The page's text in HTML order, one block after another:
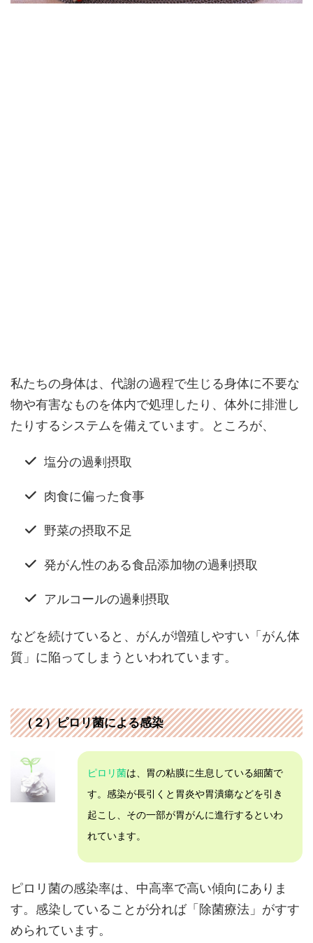
私たちの身体は、代謝の過程で生じる身体に不要な
物や有害なものを体内で処理したり、体外に排泄し
たりするシステムを備えています。ところが、
塩分の過剰摂取
肉食に偏った食事
野菜の摂取不足
発がん性のある食品添加物の過剰摂取
アルコールの過剰摂取
などを続けていると、がんが増殖しやすい「がん体
質」に陥ってしまうといわれています。
（２）ピロリ菌による感染
ピロリ菌は、胃の粘膜に生息している細菌で
す。感染が長引くと胃炎や胃潰瘍などを引き
起こし、その一部が胃がんに進行するといわ
れています。
ピロリ菌の感染率は、中高率で高い傾向にありま
す。感染していることが分れば「除菌療法」がすす
められています。